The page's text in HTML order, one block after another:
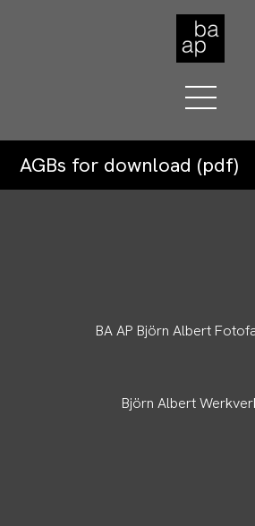
AGBs for download (pdf)
BA AP Björn Albert
Björn Albert